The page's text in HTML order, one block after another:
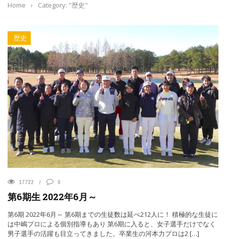
Home › Category: "歴史"
歴史
17722 0
第6期生 2022年6月～
第6期 2022年6月～ 第6期までの生徒数は延べ212人に！ 積極的な生徒に
は中嶋プロによる個別指導もあり 第6期に入ると、女子選手だけでなく
男子選手の活躍も目立ってきました。卒業生の河本力プロは2 […]